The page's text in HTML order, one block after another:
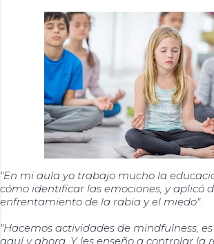
"En mi aula yo trabajo mucho la
cómo identificar las emociones, y aplicó
enfrentamiento de la rabia y el miedo".
"Hacemos actividades de mindfulness,
aquí y ahora. Y les enseño a controlar la